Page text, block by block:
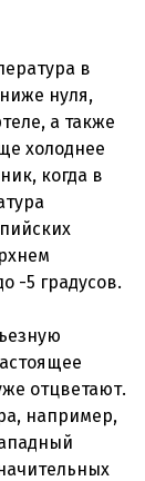
в
нуля,
а также
холоднее
когда в
-5 градусов.
отцветают.
например,